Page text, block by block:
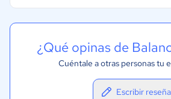
¿Qué opinas de
Cuéntale a otras personas tu
Escribir reseña